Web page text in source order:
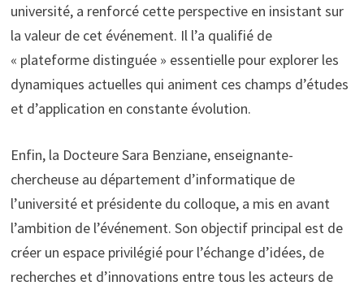
université, a renforcé cette perspective en insistant sur
la valeur de cet événement. Il l’a qualifié de
« plateforme distinguée » essentielle pour explorer les
dynamiques actuelles qui animent ces champs d’études
et d’application en constante évolution.
Enfin, la Docteure Sara Benziane, enseignante-
chercheuse au département d’informatique de
l’université et présidente du colloque, a mis en avant
l’ambition de l’événement. Son objectif principal est de
créer un espace privilégié pour l’échange d’idées, de
recherches et d’innovations entre tous les acteurs de